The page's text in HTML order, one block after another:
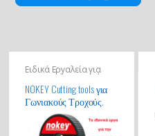
Ειδικά Εργαλεία για
Γωνιακούς Τροχούς
NOKEY Cutting tools για
Γωνιακούς Τροχούς.
Premium Quality